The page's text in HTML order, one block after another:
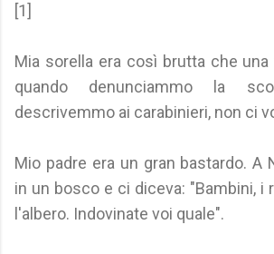
[1]
Mia sorella era così brutta che
quando denunciammo la
descrivemmo ai carabinieri, non ci
Mio padre era un gran bastardo. A
in un bosco e ci diceva: "Bambini, i
l'albero. Indovinate voi quale".